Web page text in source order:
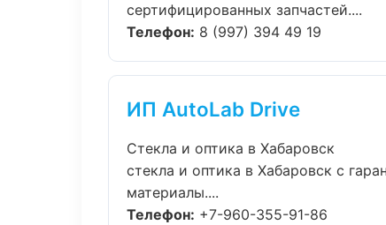
сертифицированных запчастей....
Телефон: 8 (997) 394 49 19
ИП AutoLab Drive
Стекла и оптика в Хабаровск
стекла и оптика в Хабаровск с
материалы....
Телефон: +7-960-355-91-86